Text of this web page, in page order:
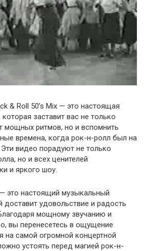
& Roll 50’s Mix — это настоящая
заставит вас не только
мощных ритмов, но и вспомнить
времена, когда рок-н-ролл был на
Эти видео порадуют не только
но и всех ценителей
и яркого шоу.
— это настоящий музыкальный
доставит удовольствие и радость
мощному звучанию и
вы перенесетесь в ощущение
на самой огромной концертной
устоять перед магией рок-н-